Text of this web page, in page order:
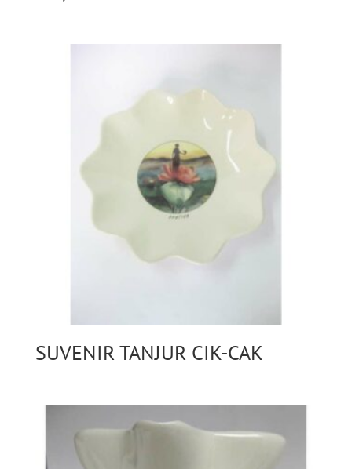
SUVENIR TANJUR CIK-CAK